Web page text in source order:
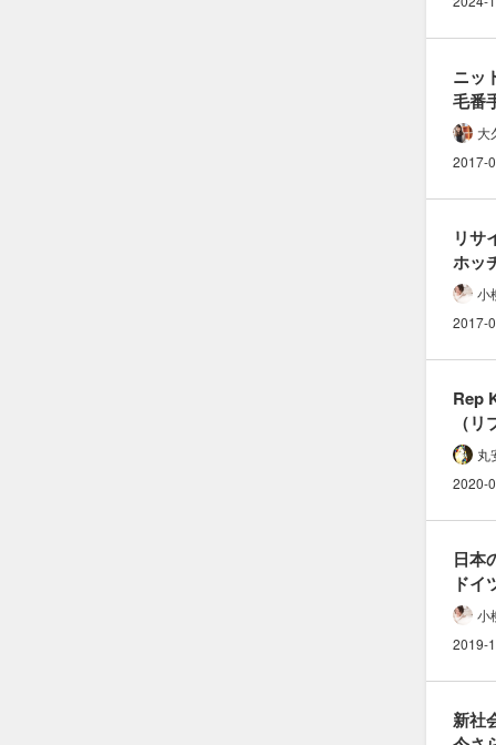
ニッ
毛番
適正
計算
大
2017-
リサ
ホッ
外さ
問題
本音
小
2017-
Rep
（
縫い
ニッ
丸
2020-
日本
ドイ
可愛
「デ
とは
小
2019-
新社